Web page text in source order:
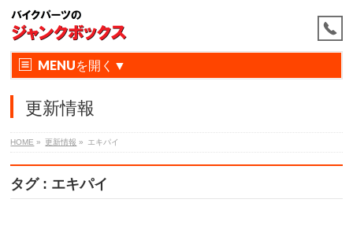
MENU
更新情報
HOME » 更新情報 » エキパイ
タグ : エキパイ